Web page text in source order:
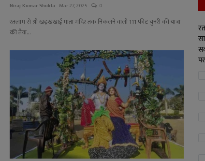
Niraj Kumar Shukla Mar 27, 2025 0
रतलाम से श्री खढ़खंखाई माता मंदिर तक निकलने वाली 111 फीट चुनरी की यात्रा
की तैया...